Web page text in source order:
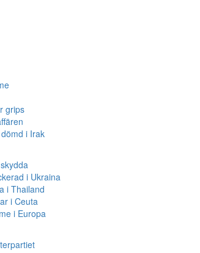
grips
i Irak
i Ukraina
i Thailand
i Ceuta
i Europa